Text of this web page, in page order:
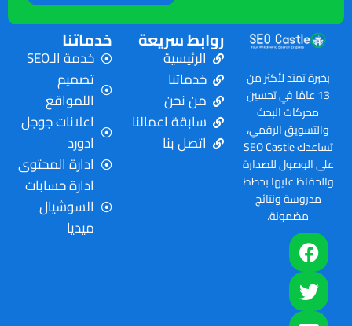
بخبرة تمتد لأكثر من
13 عامًا في تحسين
محركات البحث
والتسويق الرقمي،
تساعدك SEO Castle
على الوصول للصدارة
والحفاظ عليها بخطط
مدروسة ونتائج
مضمونة.
روابط سريعة
الرئيسية
خدماتنا
من نحن
سابقة اعمالنا
اتصل بنا
خدماتنا
خدمة الـSEO
تصميم
اللمواقع
اعلانات جوجل
ادورد
ادارة المحتوى
ادارة حسابات
السوشيال
ميديا